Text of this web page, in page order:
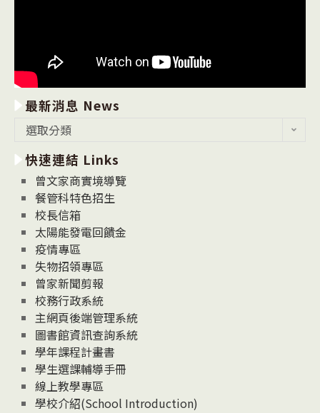
最新消息 News
消
息
News
選取分類
快速連結 Links
曾文家商實境導覽
餐管科特色招生
校長信箱
太陽能發電回饋金
疫情專區
失物招領專區
曾家新聞剪報
校務行政系統
主網頁後端管理系統
圖書館資訊查詢系統
學年課程計畫書
學生選課輔導手冊
線上教學專區
學校介紹(School Introduction)